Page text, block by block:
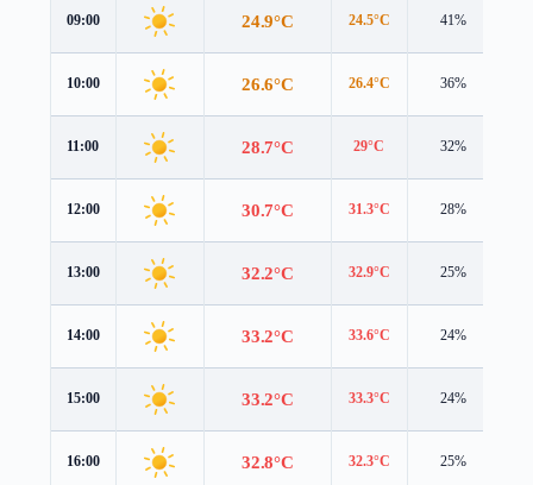
09:00 24.9°C 24.5°C 41%
10:00 26.6°C 26.4°C 36%
11:00 28.7°C 29°C 32%
12:00 30.7°C 31.3°C 28%
13:00 32.2°C 32.9°C 25%
14:00 33.2°C 33.6°C 24%
15:00 33.2°C 33.3°C 24%
16:00 32.8°C 32.3°C 25%